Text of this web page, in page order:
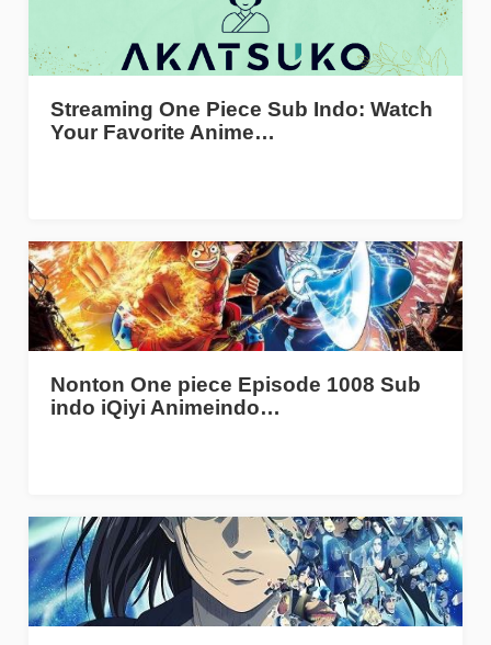
Streaming One Piece Sub Indo: Watch
Your Favorite Anime…
Nonton One piece Episode 1008 Sub
indo iQiyi Animeindo…